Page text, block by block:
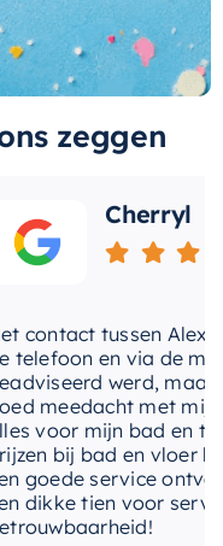
de
een zachte
of een
douche
maakt het
Cobber
dus u kunt
te gaan. Kies
het verschil in
zeggen
Cherryl
contact tussen Alex en
en via de mail,
werd, maar
meedacht met mij.
voor mijn bad en
bij bad en vloer
goede service
dikke tien voor